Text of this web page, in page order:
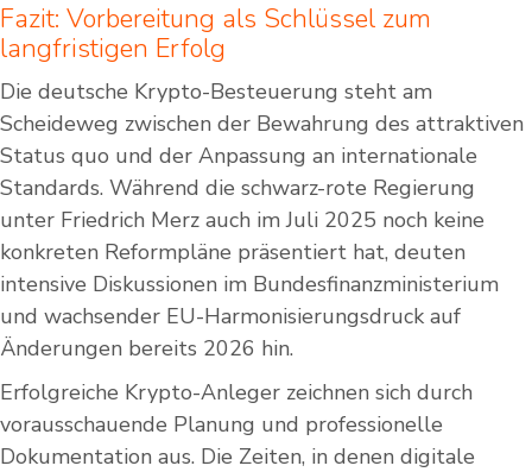
Fazit: Vorbereitung als Schlüssel zum
langfristigen Erfolg
Die deutsche Krypto-Besteuerung steht am
Scheideweg zwischen der Bewahrung des attraktiven
Status quo und der Anpassung an internationale
Standards. Während die schwarz-rote Regierung
unter Friedrich Merz auch im Juli 2025 noch keine
konkreten Reformpläne präsentiert hat, deuten
intensive Diskussionen im Bundesfinanzministerium
und wachsender EU-Harmonisierungsdruck auf
Änderungen bereits 2026 hin.
Erfolgreiche Krypto-Anleger zeichnen sich durch
vorausschauende Planung und professionelle
Dokumentation aus. Die Zeiten, in denen digitale